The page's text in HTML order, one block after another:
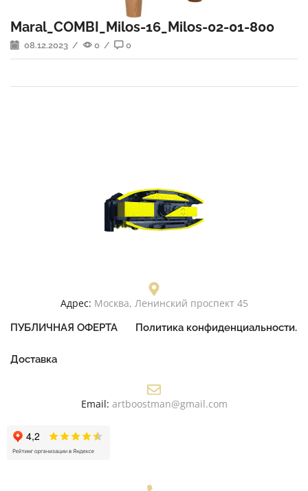
Maral_COMBI_Milos-16_Milos-02-01-800
08.12.2023 / 0 / 0
Адрес: Москва, Ленинский проспект 45
ПУБЛИЧНАЯ ОФЕРТА Политика конфиденциальности.
Доставка
Email: artboostman@gmail.com